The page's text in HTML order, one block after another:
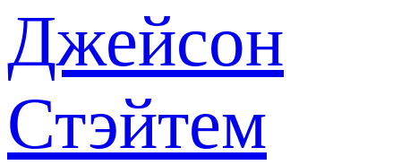
Джейсон
Стэйтем